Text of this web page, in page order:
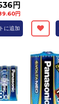
円
円
に追加